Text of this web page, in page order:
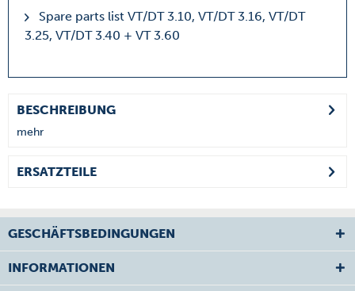
Spare parts list VT/DT 3.10, VT/DT 3.16, VT/DT
3.25, VT/DT 3.40 + VT 3.60
BESCHREIBUNG
mehr
ERSATZTEILE
GESCHÄFTSBEDINGUNGEN
INFORMATIONEN